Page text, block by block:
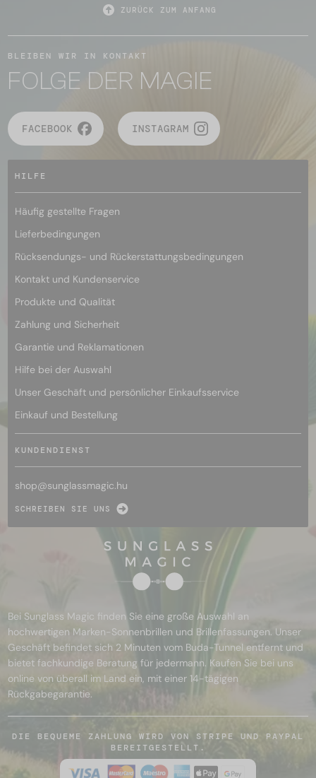
ZURÜCK ZUM ANFANG
BLEIBEN WIR IN KONTAKT
FOLGE DER MAGIE
FACEBOOK INSTAGRAM
HILFE
Häufig gestellte Fragen
Lieferbedingungen
Rücksendungs- und Rückerstattungsbedingungen
Kontakt und Kundenservice
Produkte und Qualität
Zahlung und Sicherheit
Garantie und Reklamationen
Hilfe bei der Auswahl
Unser Geschäft und persönlicher Einkaufsservice
Einkauf und Bestellung
KUNDENDIENST
shop@sunglassmagic.hu
SCHREIBEN SIE UNS
Bei Sunglass Magic finden Sie eine große Auswahl an
hochwertigen Marken-Sonnenbrillen und Brillenfassungen. Unser
Geschäft befindet sich 2 Minuten vom Buda-Tunnel entfernt und
bietet fachkundige Beratung für jedermann. Kaufen Sie bei uns
online von überall im Land ein, mit einer 14-tägigen
Rückgabegarantie.
DIE BEQUEME ZAHLUNG WIRD VON STRIPE UND PAYPAL
BEREITGESTELLT.